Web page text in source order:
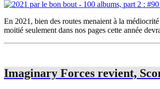
En 2021, bien des routes menaient à la
moitié seulement dans nos pages cette année
Imaginary Forces revient,